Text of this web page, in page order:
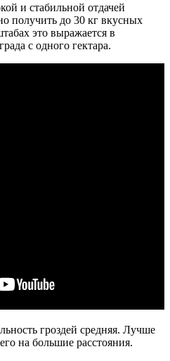
и стабильной отдачей
получить до 30 кг вкусных
это выражается в
с одного гектара.
гроздей средняя. Лучше
на большие расстояния.